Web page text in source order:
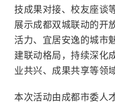
技成果对接、校友座谈
展示成都双城联动的开
活力、宜居安逸的城市
建联动格局，持续深化
业共兴、成果共享等领
本次活动由成都市委人